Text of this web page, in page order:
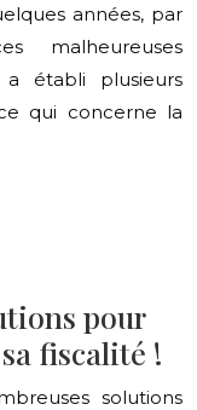
années, par
malheureuses
a établi plusieurs
qui concerne la
pour
fiscalité !
solutions